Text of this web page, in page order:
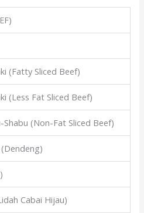
(Fatty Sliced Beef)
(Less Fat Sliced Beef)
Shabu (Non-Fat Sliced Beef)
Cabai Hijau)